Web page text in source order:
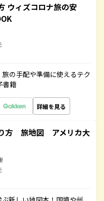
ウィズコロナ旅の安
の手配や準備に使えるテク
書籍
詳細を見る
方 旅地図 アメリカ大